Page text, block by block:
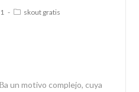
skout gratis
un motivo complejo, cuya